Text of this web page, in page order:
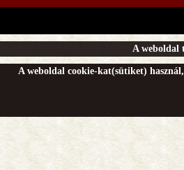
A weboldal
A weboldal cookie-kat(sütiket)